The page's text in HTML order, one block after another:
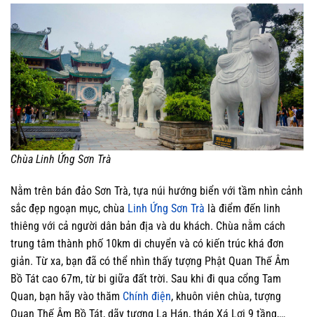
Chùa Linh Ứng Sơn Trà
Nằm trên bán đảo Sơn Trà, tựa núi hướng biển với tầm nhìn cảnh
sắc đẹp ngoạn mục, chùa Linh Ứng Sơn Trà là điểm đến linh
thiêng với cả người dân bản địa và du khách. Chùa nằm cách
trung tâm thành phố 10km di chuyển và có kiến trúc khá đơn
giản. Từ xa, bạn đã có thể nhìn thấy tượng Phật Quan Thế Âm
Bồ Tát cao 67m, từ bi giữa đất trời. Sau khi đi qua cổng Tam
Quan, bạn hãy vào thăm Chính điện, khuôn viên chùa, tượng
Quan Thế Âm Bồ Tát, dãy tượng La Hán, tháp Xá Lợi 9 tầng,…